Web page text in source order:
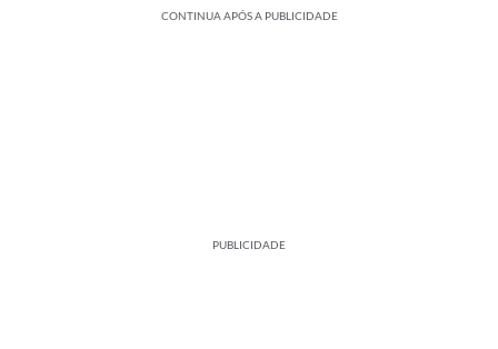
CONTINUA APÓS A PUBLICIDADE
PUBLICIDADE